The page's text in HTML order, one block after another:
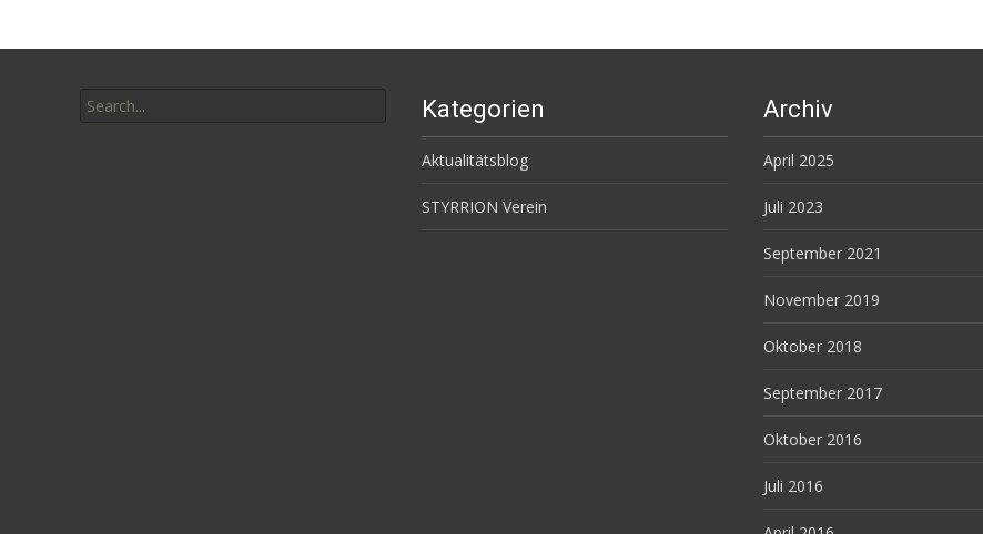
for:
Kategorien
Aktualitätsblog
STYRRION Verein
Archiv
April 2025
Juli 2023
September 2021
November 2019
Oktober 2018
September 2017
Oktober 2016
Juli 2016